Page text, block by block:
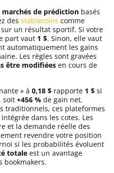
marchés de prédiction basés
des stablecoins comme
un résultat sportif. Si votre
part vaut 1 $. Sinon, elle vaut
automatiquement les gains
Les règles sont gravées
être modifiées en cours de
» à 0,18 $ rapporte 1 $ si
soit +456 % de gain net.
traditionnels, ces plateformes
intégrée dans les cotes. Les
et la demande réelle des
revendre votre position
si les probabilités évoluent
totale est un avantage
bookmakers.